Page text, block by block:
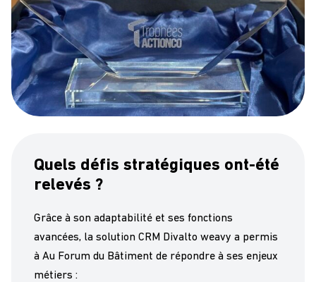
Quels défis stratégiques ont-été
relevés ?
Grâce à son adaptabilité et ses fonctions
avancées, la solution CRM Divalto weavy a permis
à Au Forum du Bâtiment de répondre à ses enjeux
métiers :